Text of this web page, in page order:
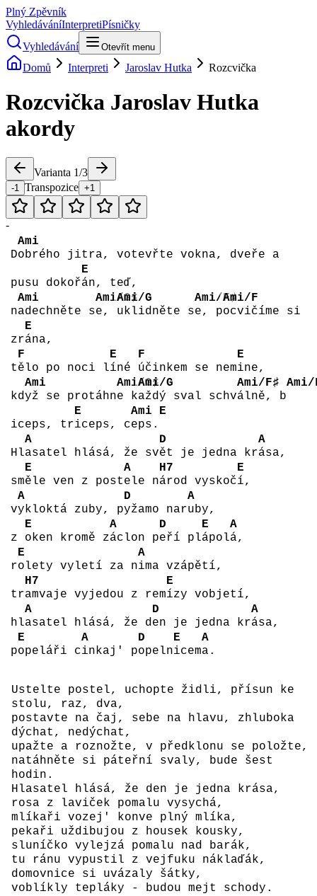
Plný Zpěvník
VyhledáváníInterpretiPísničky
Vyhledávání
Otevřít menu
Domů Interpreti Jaroslav Hutka Rozcvička
Rozcvička Jaroslav Hutka
akordy
Varianta 1/3
-1 Transpozice +1
-
D
Ami
obrého jitra, votevřte vokna, dveře a
pusu dokoř
E
án, teď,
n
Ami
adechněte s
Ami/G♯
e,
Ami/G
uklidněte s
Ami/F♯
e, p
Ami/F
ocvičíme si
zr
E
ána,
t
F
ělo po noci l
E
íné
F
účinkem se nem
E
ine,
kd
Ami
yž se protáhn
Ami/G♯
e k
Ami/G
aždý sval schv
Ami/F♯
álně, b
Ami/
iceps, tr
E
iceps, c
Ami
eps.
E
Hl
A
asatel hlásá, že sv
D
ět je jedna kr
A
ása,
sm
E
ěle ven z post
A
ele n
H7
árod vyskoč
E
í,
v
A
ykloktá zuby, p
D
yžamo nar
A
uby,
z
E
oken kromě z
A
áclon p
D
eří pl
E
ápol
A
á,
r
E
olety vyletí za n
A
ima vzápětí,
tr
H7
amvaje vyjedou z rem
E
ízy vobjetí,
hl
A
asatel hlásá, že d
D
en je jedna kr
A
ása,
p
E
opeláři c
A
inkaj' p
D
opeln
E
icem
A
a.
Ustelte postel, uchopte židli, přísun ke
stolu, raz, dva,
postavte na čaj, sebe na hlavu, zhluboka
dýchat, nedýchat,
upažte a roznožte, v předklonu se položte,
natáhněte si páteřní svaly, bude šest
hodin.
Hlasatel hlásá, že den je jedna krása,
rosa z laviček pomalu vysychá,
mlíkaři vozej' konve plný mlíka,
pekaři uždibujou z housek kousky,
sluníčko vylejzá pomalu nad barák,
tu ránu vypustil z vejfuku náklaďák,
domovnice si uvázaly šátky,
voblíkly tepláky - budou mejt schody.